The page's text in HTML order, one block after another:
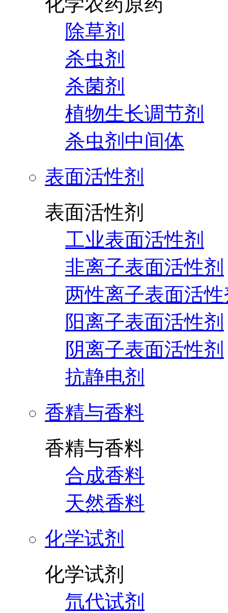
除草剂
杀虫剂
杀菌剂
植物生长调节剂
杀虫剂中间体
表面活性剂
表面活性剂
工业表面活性剂
非离子表面活性剂
两性离子表面活
阳离子表面活性剂
阴离子表面活性剂
抗静电剂
香精与香料
香精与香料
合成香料
天然香料
化学试剂
化学试剂
氘代试剂